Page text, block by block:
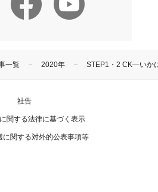
一覧 2020年 STEP1・2 CK―いか
社告
関する法律に基づく表示
に関する対外的公表事項等